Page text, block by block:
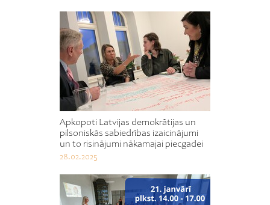
Apkopoti Latvijas demokrātijas un
pilsoniskās sabiedrības izaicinājumi
un to risinājumi nākamajai piecgadei
28.02.2025